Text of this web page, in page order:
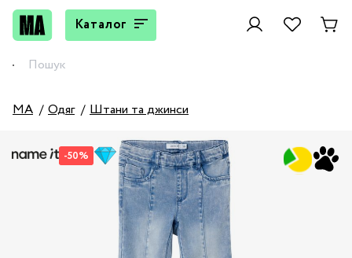
Каталог
MA Одяг Штани та джинси
-50%